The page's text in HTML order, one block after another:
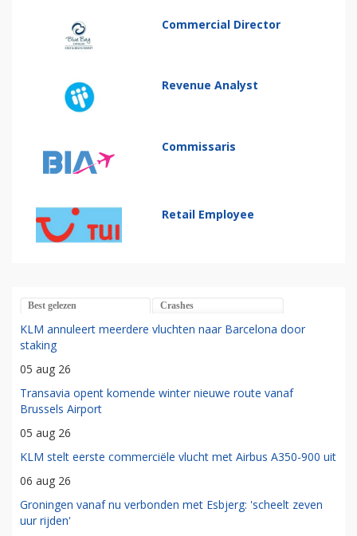
Commercial Director
Revenue Analyst
Commissaris
Retail Employee
Best gelezen Crashes
KLM annuleert meerdere vluchten naar Barcelona door
staking
05 aug 26
Transavia opent komende winter nieuwe route vanaf
Brussels Airport
05 aug 26
KLM stelt eerste commerciële vlucht met Airbus A350-900 uit
06 aug 26
Groningen vanaf nu verbonden met Esbjerg: 'scheelt zeven
uur rijden'